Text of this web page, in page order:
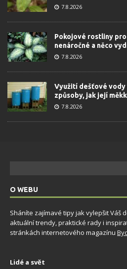
7.8.2026
Pokojové rostliny
nenáročné a něco
7.8.2026
Využití dešťové vody
způsoby, jak její
7.8.2026
O WEBU
Sháníte zajímavé tipy jak vylepšit Váš
aktuální trendy, praktické rady i
stránkách internetového magazínu
Lidé a svět